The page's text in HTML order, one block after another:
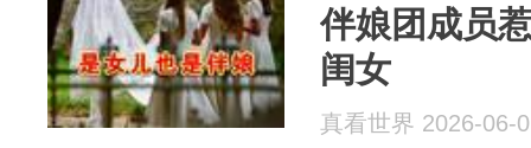
伴娘团成员
闺女
真看世界 2026-06-